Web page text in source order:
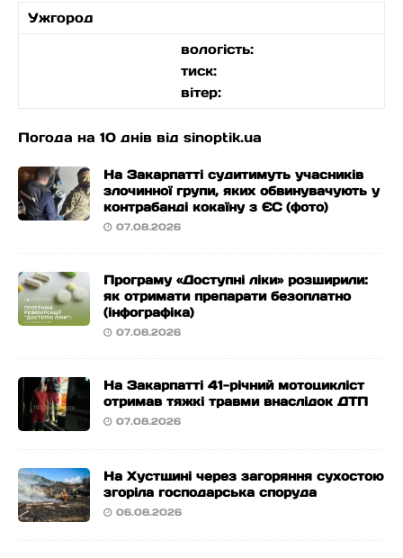
Ужгород
вологість:
тиск:
вітер:
Погода на 10 днів від sinoptik.ua
На Закарпатті судитимуть учасників
злочинної групи, яких обвинувачують у
контрабанді кокаїну з ЄС (фото)
07.08.2026
Програму «Доступні ліки» розширили:
як отримати препарати безоплатно
(інфографіка)
07.08.2026
На Закарпатті 41-річний мотоцикліст
отримав тяжкі травми внаслідок ДТП
07.08.2026
На Хустщині через загоряння сухостою
згоріла господарська споруда
06.08.2026